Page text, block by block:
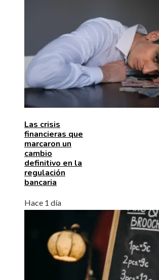
Las crisis
financieras que
marcaron un
cambio
definitivo en la
regulación
bancaria
Hace 1 día